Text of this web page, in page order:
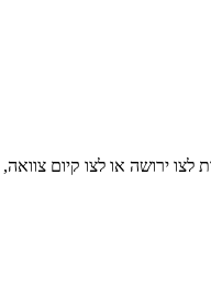
ירושה או לצו קיום צוואה,